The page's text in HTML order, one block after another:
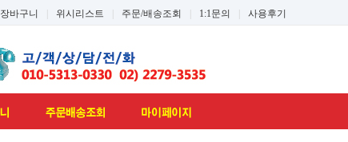
장바구니 위시리스트 주문/배송조회 1:1문의 사용후기